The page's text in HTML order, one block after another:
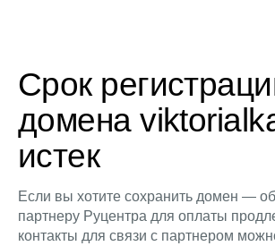
Срок
домена
истек
Если вы хотите сохранить домен —
партнеру Руцентра для оплаты
контакты для связи с партнером